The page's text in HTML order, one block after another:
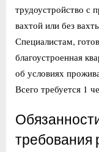
трудоустройство
вахтой или без
Специалистам,
благоустроенная
об условиях
Всего требуется 1
требования